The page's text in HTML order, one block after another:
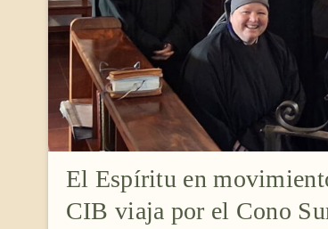
El Espíritu en
CIB viaja por el Cono